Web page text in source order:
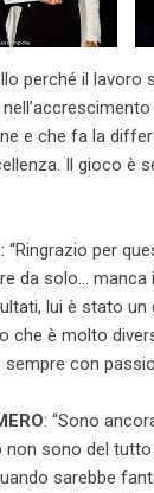
perché il
e che fa la
Il gioco è
: “Ringrazio per
da solo…
lui è stato
che è molto
con
: “Sono
sono del
sarebbe